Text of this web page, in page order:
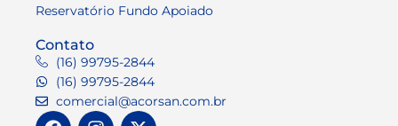
Reservatório Fundo Apoiado
Contato
(16) 99795-2844
(16) 99795-2844
comercial@acorsan.com.br